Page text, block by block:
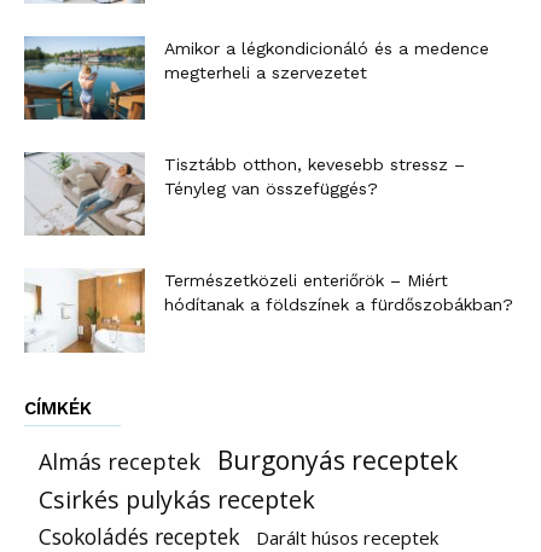
Amikor a légkondicionáló és a medence
megterheli a szervezetet
Tisztább otthon, kevesebb stressz –
Tényleg van összefüggés?
Természetközeli enteriőrök – Miért
hódítanak a földszínek a fürdőszobákban?
CÍMKÉK
Almás receptek Burgonyás receptek
Csirkés pulykás receptek
Csokoládés receptek
Darált húsos receptek